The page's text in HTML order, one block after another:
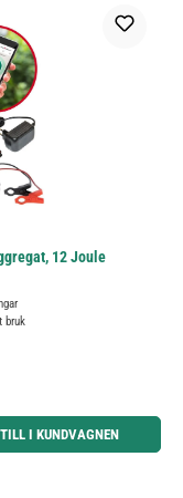
12 Joule
bruk
att öka eller minska kvantiteten.
I KUNDVAGNEN